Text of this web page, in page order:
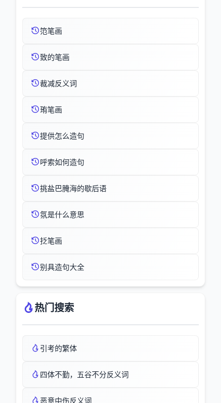
笵笔画
致的笔画
裁减反义词
珛笔画
提供怎么造句
呼索如何造句
挑盐巴腌海的歇后语
氛是什么意思
抸笔画
别具造句大全
热门搜索
引考的繁体
四体不勤，五谷不分反义词
恶意中伤反义词